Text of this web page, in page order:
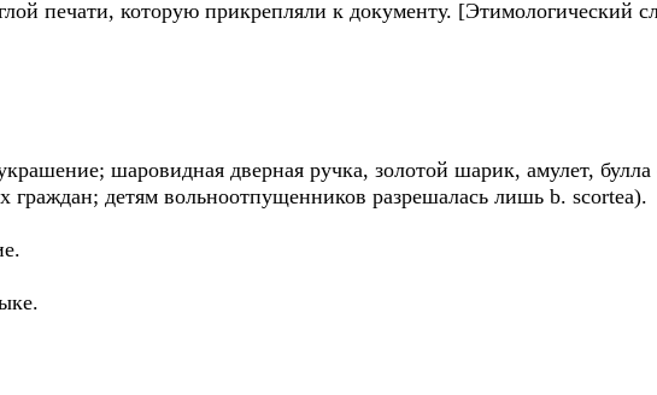
печати, которую прикрепляли к документу. [Этимологический
шаровидная дверная ручка, золотой шарик, амулет,
детям вольноотпущенников разрешалась лишь b. scortea).